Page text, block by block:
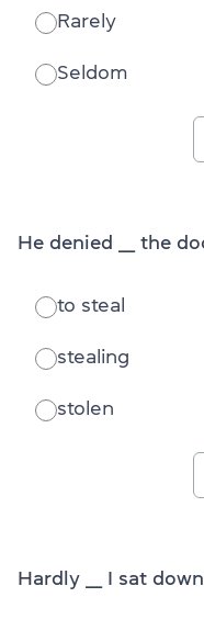
Rarely
Seldom
He denied ___ the
to steal
stealing
stolen
Hardly ___ I sat